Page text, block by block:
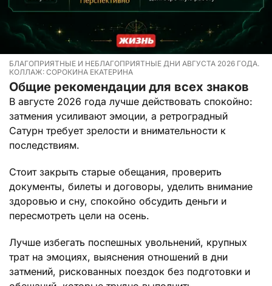
БЛАГОПРИЯТНЫЕ И НЕБЛАГОПРИЯТНЫЕ ДНИ АВГУСТА 2026 ГОДА.
КОЛЛАЖ: СОРОКИНА ЕКАТЕРИНА
Общие рекомендации для всех знаков
В августе 2026 года лучше действовать спокойно:
затмения усиливают эмоции, а ретроградный
Сатурн требует зрелости и внимательности к
последствиям.
Стоит закрыть старые обещания, проверить
документы, билеты и договоры, уделить внимание
здоровью и сну, спокойно обсудить деньги и
пересмотреть цели на осень.
Лучше избегать поспешных увольнений, крупных
трат на эмоциях, выяснения отношений в дни
затмений, рискованных поездок без подготовки и